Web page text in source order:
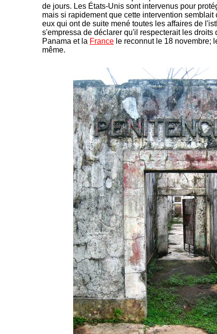
de jours. Les États-Unis sont intervenus pour
mais si rapidement que cette intervention
eux qui ont de suite mené toutes les affaires de
s'empressa de déclarer qu'il respecterait les
Panama et la France le reconnut le 18 novembre;
même.
-